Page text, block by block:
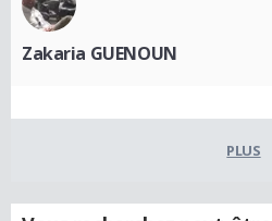
Zakaria GUENOUN
PLUS